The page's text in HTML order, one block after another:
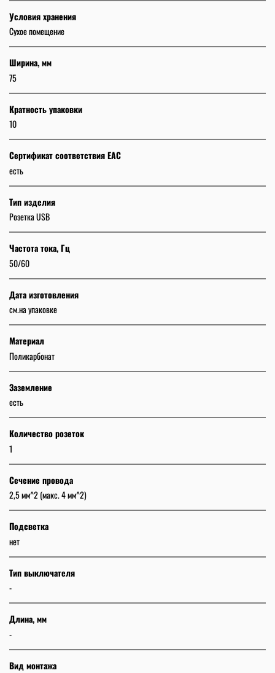
Условия хранения
Сухое помещение
Ширина, мм
75
Кратность упаковки
10
Сертификат соответствия EAC
есть
Тип изделия
Розетка USB
Частота тока, Гц
50/60
Дата изготовления
см.на упаковке
Материал
Поликарбонат
Заземление
есть
Количество розеток
1
Сечение провода
2,5 мм^2 (макс. 4 мм^2)
Подсветка
нет
Тип выключателя
-
Длина, мм
-
Вид монтажа